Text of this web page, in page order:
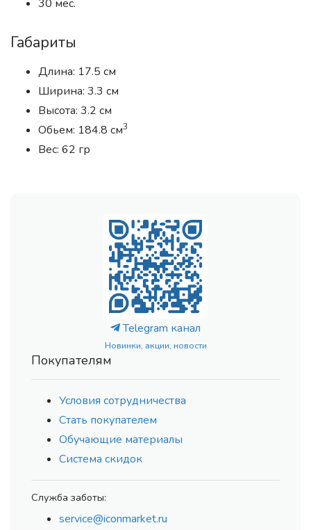
30 мес.
Габариты
Длина: 17.5 см
Ширина: 3.3 см
Высота: 3.2 см
Обьем: 184.8 см3
Вес: 62 гр
Telegram канал
Новинки, акции, новости
Покупателям
Условия сотрудничества
Стать покупателем
Обучающие материалы
Система скидок
Служба заботы:
service@iconmarket.ru